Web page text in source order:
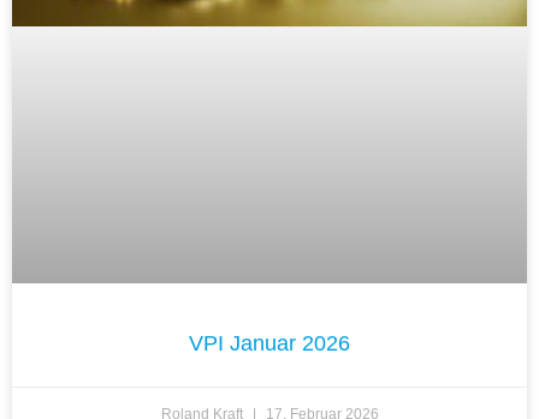
VPI Januar 2026
Roland Kraft 17. Februar 2026